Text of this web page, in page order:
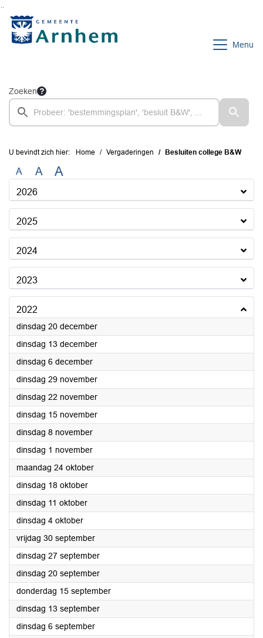
Menu
Zoeken
U bevindt zich hier: Home Vergaderingen Besluiten college B&W
A A A
2026
2025
2024
2023
2022
dinsdag 20 december2022
dinsdag 13 december2022
dinsdag 6 december2022
dinsdag 29 november2022
dinsdag 22 november2022
dinsdag 15 november2022
dinsdag 8 november2022
dinsdag 1 november2022
maandag 24 oktober2022
dinsdag 18 oktober2022
dinsdag 11 oktober2022
dinsdag 4 oktober2022
vrijdag 30 september2022
dinsdag 27 september2022
dinsdag 20 september2022
donderdag 15 september2022
dinsdag 13 september2022
dinsdag 6 september2022